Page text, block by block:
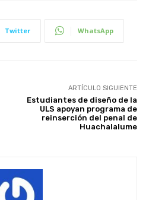
Twitter WhatsApp
ARTÍCULO SIGUIENTE
Estudiantes de diseño de la
ULS apoyan programa de
reinserción del penal de
Huachalalume